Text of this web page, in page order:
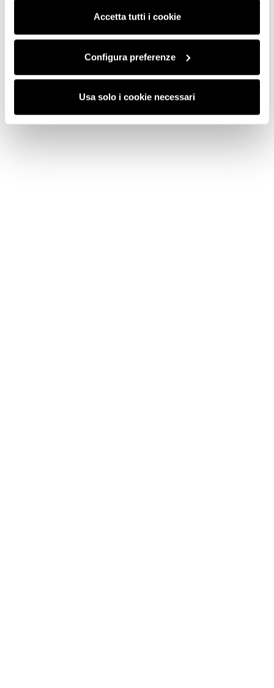
saranno attivati i soli cookie tecnici necessari al corretto
funzionamento del sito.
Accetta tutti i cookie
Configura preferenze
Usa solo i cookie necessari